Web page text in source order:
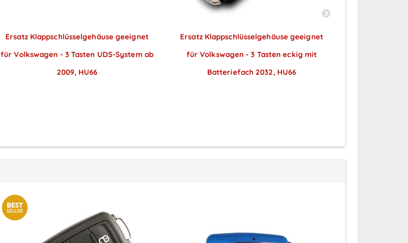
Ersatz Klappschlüsselgehäuse geeignet
für Volkswagen - 3 Tasten UDS-System ab
2009, HU66
Ersatz Klappschlüsselgehäuse geeignet
für Volkswagen - 3 Tasten eckig mit
Batteriefach 2032, HU66